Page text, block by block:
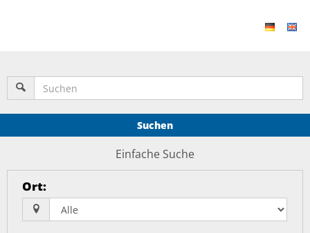
Suchen
Einfache Suche
Ort: